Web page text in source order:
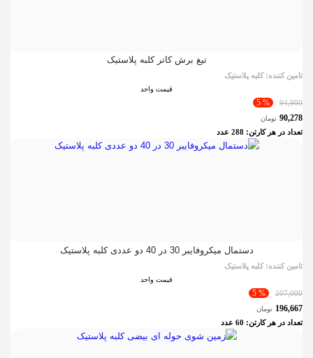
تیغ برش کاتر کلبه پلاستیک
تامین کننده:کلبه پلاستیک
قیمت واحد
94,900
% 5
90,278 تومان
تعداد در هر کارتن: 288 عدد
دستمال میکروفایبر 30 در 40 دو عددی کلبه پلاستیک
تامین کننده:کلبه پلاستیک
قیمت واحد
207,000
% 5
196,667 تومان
تعداد در هر کارتن: 60 عدد